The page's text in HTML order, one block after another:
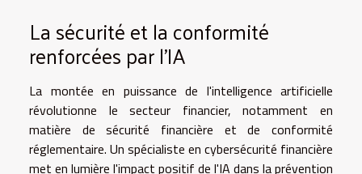
La sécurité et la conformité
renforcées par l'IA
La montée en puissance de l'intelligence artificielle
révolutionne le secteur financier, notamment en
matière de sécurité financière et de conformité
réglementaire. Un spécialiste en cybersécurité financière
met en lumière l'impact positif de l'IA dans la prévention